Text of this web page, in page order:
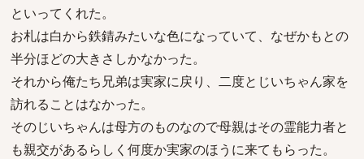
といってくれた。
お札は白から鉄錆みたいな色になっていて、なぜかもとの
半分ほどの大きさしかなかった。
それから俺たち兄弟は実家に戻り、二度とじいちゃん家を
訪れることはなかった。
そのじいちゃんは母方のものなので母親はその霊能力者と
も親交があるらしく何度か実家のほうに来てもらった。